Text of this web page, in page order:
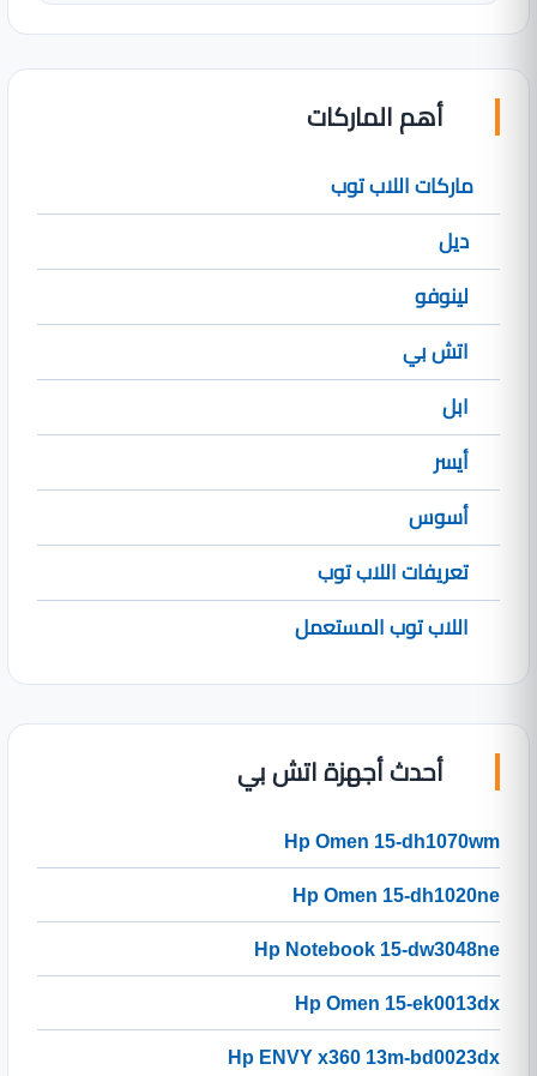
أهم الماركات
ماركات اللاب توب
ديل
لينوفو
اتش بي
ابل
أيسر
أسوس
تعريفات اللاب توب
اللاب توب المستعمل
أحدث أجهزة اتش بي
Hp Omen 15-dh1070wm
Hp Omen 15-dh1020ne
Hp Notebook 15-dw3048ne
Hp Omen 15-ek0013dx
Hp ENVY x360 13m-bd0023dx